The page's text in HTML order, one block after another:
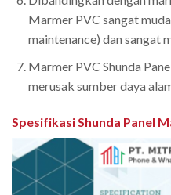
Marmer PVC sangat
maintenance) dan sangat
Marmer PVC Shunda
merusak sumber daya
Spesifikasi Shunda Panel